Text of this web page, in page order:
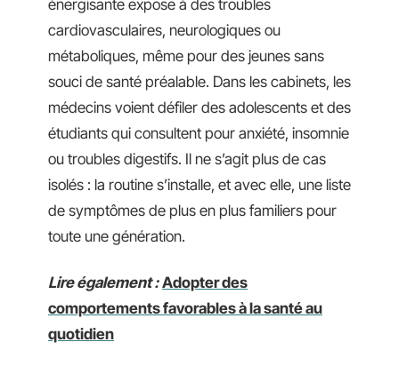
énergisante expose à des troubles
cardiovasculaires, neurologiques ou
métaboliques, même pour des jeunes sans
souci de santé préalable. Dans les cabinets, les
médecins voient défiler des adolescents et des
étudiants qui consultent pour anxiété, insomnie
ou troubles digestifs. Il ne s’agit plus de cas
isolés : la routine s’installe, et avec elle, une liste
de symptômes de plus en plus familiers pour
toute une génération.
Lire également : Adopter des
comportements favorables à la santé au
quotidien